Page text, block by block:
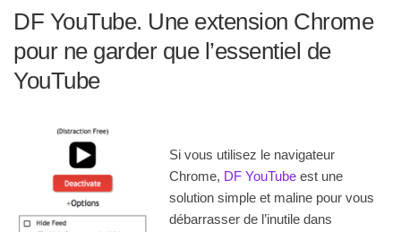
DF YouTube. Une extension Chrome
pour ne garder que l’essentiel de
YouTube
Si vous utilisez le navigateur
Chrome, DF YouTube est une
solution simple et maline pour vous
débarrasser de l’inutile dans